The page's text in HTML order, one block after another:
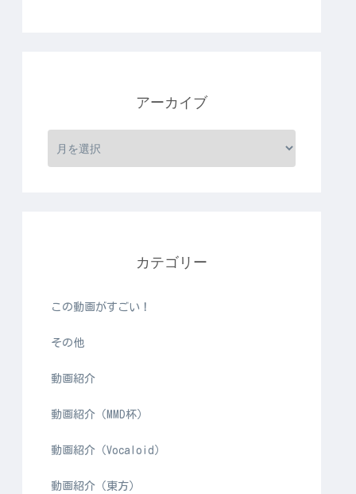
アーカイブ
カテゴリー
この動画がすごい！
その他
動画紹介
動画紹介（MMD杯）
動画紹介（Vocaloid）
動画紹介（東方）